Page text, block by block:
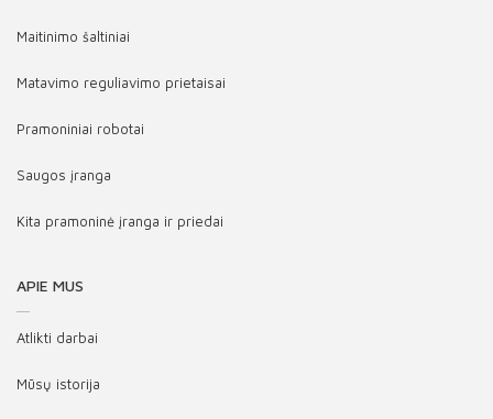
Maitinimo šaltiniai
Matavimo reguliavimo prietaisai
Pramoniniai robotai
Saugos įranga
Kita pramoninė įranga ir priedai
APIE MUS
Atlikti darbai
Mūsų istorija